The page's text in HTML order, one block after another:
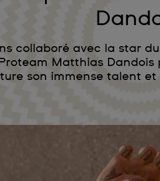
collaboré avec la star
Matthias Dandois
son immense talent et